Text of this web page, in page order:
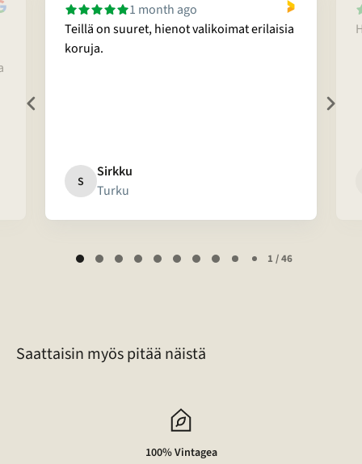
1 month ago
Teillä on suuret, hienot valikoimat erilaisia
koruja.
S
Sirkku
Turku
1 / 46
Saattaisin myös pitää näistä
100% Vintagea